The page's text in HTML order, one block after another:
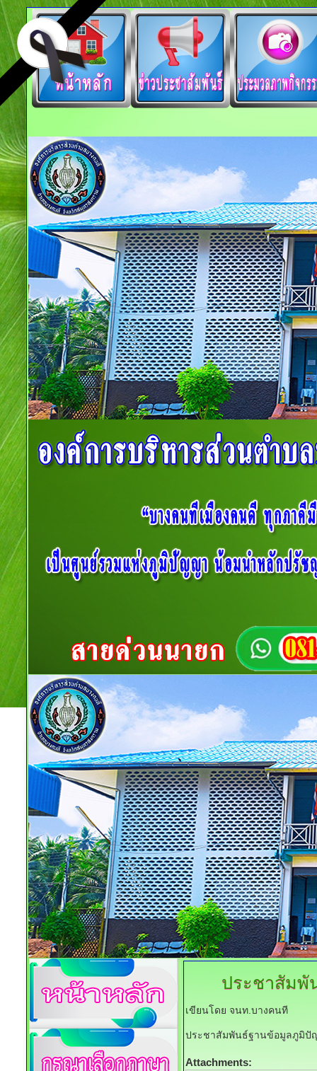
ประชาสัม
เขียนโดย จนท.บางคนที
ประชาสัมพันธ์ฐานข้อมูลภูมิปั
Attachments: